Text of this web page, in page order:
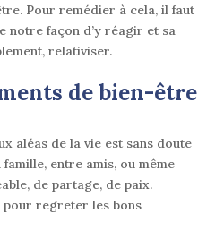
Pour remédier à cela, il faut
notre façon d’y réagir et sa
relativiser.
debien-être
aléas de la vie est sans doute
entre amis, ou même
de partage, de paix.
pour regreter les bons